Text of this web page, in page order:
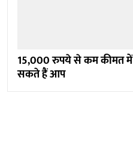
15,000 रुपये से कम कीमत में
सकते हैं आप